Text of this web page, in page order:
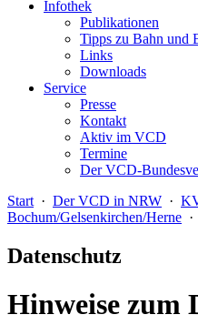
Infothek
Publikationen
Tipps zu Bahn und
Links
Downloads
Service
Presse
Kontakt
Aktiv im VCD
Termine
Der VCD-
Start · Der VCD in NRW ·
Bochum/Gelsenkirchen/Herne ·
Datenschutz
Hinweise zum